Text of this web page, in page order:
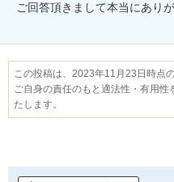
ご回答頂きまして本当にあり
この投稿は、2023年11月23日時点の
ご自身の責任のもと適法性・有用
たします。